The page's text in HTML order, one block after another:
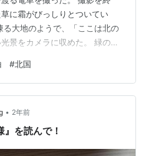
に霜がびっしりとついてい
る大地のようで、「ここは北の
景をカメラに収めた。 緑の葉
#北国
• 2年前
』を読んで！